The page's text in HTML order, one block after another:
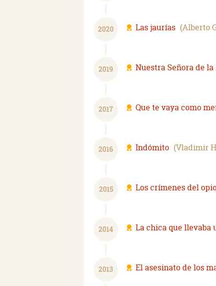
2020 Las jaurías Alberto
2019 Nuestra Señora de la
2017 Que te vaya como
2016 Indómito Vladimir
2015 Los crímenes del
2014 La chica que llevaba
2013 El asesinato de los